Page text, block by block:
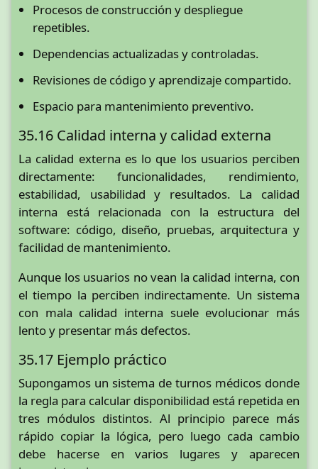
Procesos de construcción y despliegue
repetibles.
Dependencias actualizadas y controladas.
Revisiones de código y aprendizaje compartido.
Espacio para mantenimiento preventivo.
35.16 Calidad interna y calidad externa
La calidad externa es lo que los usuarios perciben
directamente: funcionalidades, rendimiento,
estabilidad, usabilidad y resultados. La calidad
interna está relacionada con la estructura del
software: código, diseño, pruebas, arquitectura y
facilidad de mantenimiento.
Aunque los usuarios no vean la calidad interna, con
el tiempo la perciben indirectamente. Un sistema
con mala calidad interna suele evolucionar más
lento y presentar más defectos.
35.17 Ejemplo práctico
Supongamos un sistema de turnos médicos donde
la regla para calcular disponibilidad está repetida en
tres módulos distintos. Al principio parece más
rápido copiar la lógica, pero luego cada cambio
debe hacerse en varios lugares y aparecen